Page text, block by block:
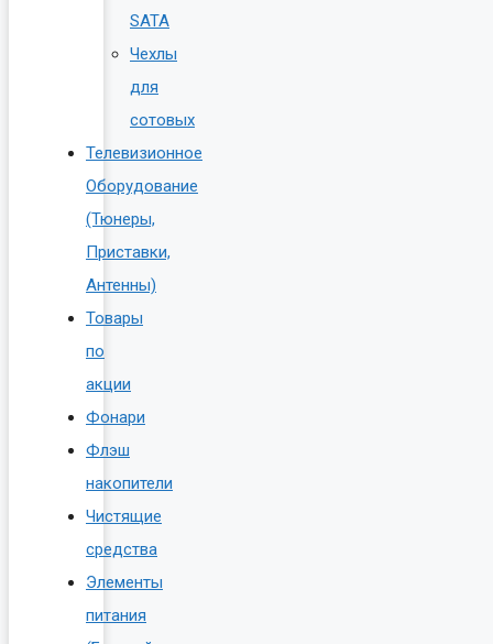
SATA
Чехлы
для
сотовых
Телевизионное
Оборудование
(Тюнеры,
Приставки,
Антенны)
Товары
по
акции
Фонари
Флэш
накопители
Чистящие
средства
Элементы
питания